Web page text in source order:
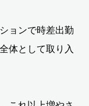
ョンで時差出勤
体として取り入